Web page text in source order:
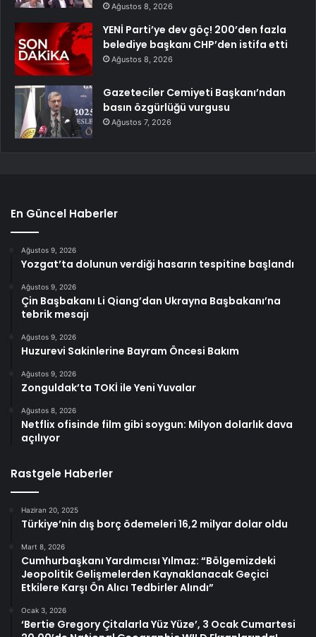
Ağustos 8, 2026
YENİ Parti’ye dev göç! 200’den fazla
belediye başkanı CHP’den istifa etti
Ağustos 8, 2026
Gazeteciler Cemiyeti Başkanı’ndan
basın özgürlüğü vurgusu
Ağustos 7, 2026
En Güncel Haberler
Ağustos 9, 2026
Yozgat’ta dolunun verdiği hasarın tespitine başlandı
Ağustos 9, 2026
Çin Başbakanı Li Qiang’dan Ukrayna Başbakanı’na
tebrik mesajı
Ağustos 9, 2026
Huzurevi Sakinlerine Bayram Öncesi Bakım
Ağustos 9, 2026
Zonguldak’ta TOKİ ile Yeni Yuvalar
Ağustos 8, 2026
Netflix ofisinde film gibi soygun: Milyon dolarlık dava
açılıyor
Rastgele Haberler
Haziran 20, 2025
Türkiye’nin dış borç ödemeleri 16,2 milyar dolar oldu
Mart 8, 2026
Cumhurbaşkanı Yardımcısı Yılmaz: “Bölgemizdeki
Jeopolitik Gelişmelerden Kaynaklanacak Geçici
Etkilere Karşı Ön Alıcı Tedbirler Alındı”
Ocak 3, 2026
‘Bertie Gregory Çitalarla Yüz Yüze’, 3 Ocak Cumartesi